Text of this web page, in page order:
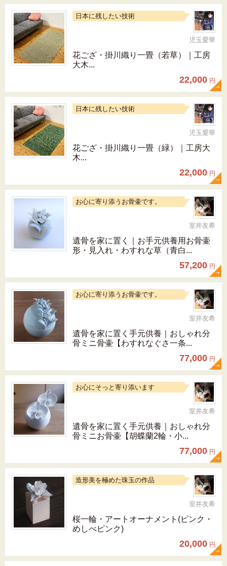
日本に残したい技術
児玉愛華
花ござ・掛川織り一畳（若草）｜工房
大木...
22,000 円
日本に残したい技術
児玉愛華
花ござ・掛川織り一畳（緑）｜工房大
木...
22,000 円
お心に寄り添うお骨壷です。
室井友希
遺骨を家に置く｜お手元供養用お骨壷
形・見入れ・わすれな草（青白...
57,200 円
お心に寄り添うお骨壷です。
室井友希
遺骨を家に置く手元供養｜おしゃれ分
骨ミニ骨壷【わすれなぐさ一条...
77,000 円
お心にそっと寄り添います
室井友希
遺骨を家に置く手元供養｜おしゃれ分
骨ミニお骨壷【胡蝶蘭2輪・小...
77,000 円
造形美を極めた珠玉の作品
室井友希
桜一輪・アートオーナメント(ピンク・
めしべピンク)
20,000 円